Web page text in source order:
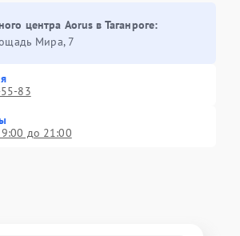
центра Aorus в Таганроге:
Мира, 7
83
до 21:00